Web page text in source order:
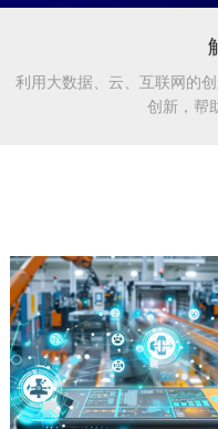
利用大数据、云、互联网的
创新，帮